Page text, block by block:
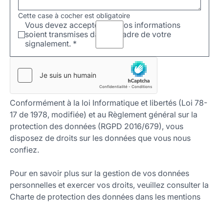
Cette case à cocher est obligatoire
Vous devez accepter que vos informations
soient transmises dans le cadre de votre
signalement. *
Conformément à la loi Informatique et libertés (Loi 78-
17 de 1978, modifiée) et au Règlement général sur la
protection des données (RGPD 2016/679), vous
disposez de droits sur les données que vous nous
confiez.
Pour en savoir plus sur la gestion de vos données
personnelles et exercer vos droits, veuillez consulter la
Charte de protection des données dans les mentions